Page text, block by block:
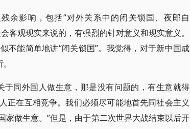
余影响，包括“对外关系中的闭关锁国、夜郎自
客观现实来说的，有强烈的针对意义和现实意义。
不能简单地讲“闭关锁国”。我觉得，对于新中国成
同外国人做生意，那是没有问题的，有生意就得
正在互相竞争。我们必须尽可能地首先同社会主义
做生意。”但是，由于第二次世界大战结束以后开